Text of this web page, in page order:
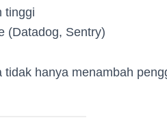
tinggi
(Datadog, Sentry)
tidak hanya menambah